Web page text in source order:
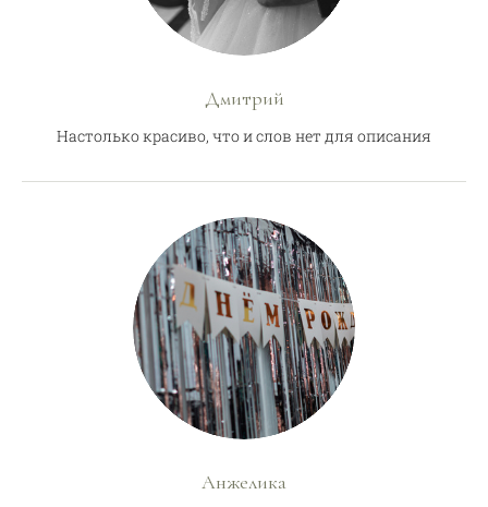
Дмитрий
Настолько красиво, что и слов нет для описания
Анжелика